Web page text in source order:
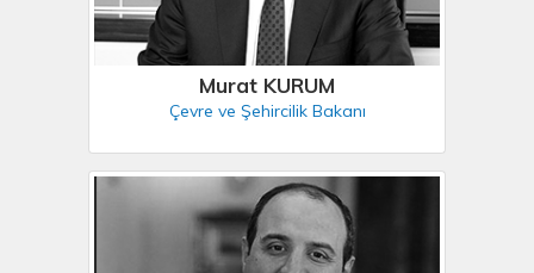
Murat KURUM
Çevre ve Şehircilik Bakanı